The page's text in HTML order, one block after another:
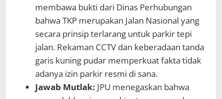
membawa bukti dari Dinas Perhubungan
bahwa TKP merupakan Jalan Nasional yang
secara prinsip terlarang untuk parkir tepi
jalan. Rekaman CCTV dan keberadaan tanda
garis kuning pudar memperkuat fakta tidak
adanya izin parkir resmi di sana.
Jawab Mutlak: JPU menegaskan bahwa